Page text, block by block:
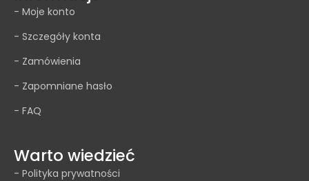
- Moje konto
- Szczegóły konta
- Zamówienia
- Zapomniane hasło
- FAQ
Warto wiedzieć
- Polityka prywatności